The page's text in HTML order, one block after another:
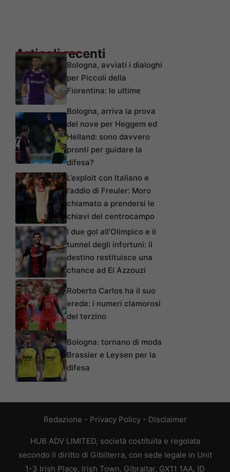
Articoli recenti
Bologna, avviati i dialoghi
per Piccoli della
Fiorentina: le ultime
Bologna, arriva la prova
del nove per Heggem ed
Helland: sono davvero
pronti per guidare la
difesa?
L’exploit con Italiano e
l’addio di Freuler: Moro
chiamato a prendersi le
chiavi del centrocampo
I due gol all’Olimpico e il
tunnel degli infortuni: il
destino restituisce una
chance ad El Azzouzi
Roberto Carlos ha il suo
erede: i numeri clamorosi
del terzino
Bologna: tornano di moda
Brassier e Leysen per la
difesa
Redazione - Privacy Policy- Disclaimer
HUB ADV LIMITED, società costituita e regolata
secondo il diritto di Gibilterra, con sede legale in Unit
1-3 Irish Place, Irish Town, Gibraltar, GX11 1AA, ID